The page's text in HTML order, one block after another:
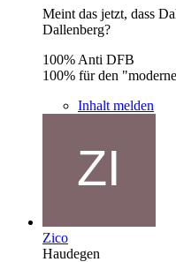
Meint das jetzt, dass
Dallenberg?
100% Anti DFB
100% für den
Inhalt melden
Zico
Haudegen